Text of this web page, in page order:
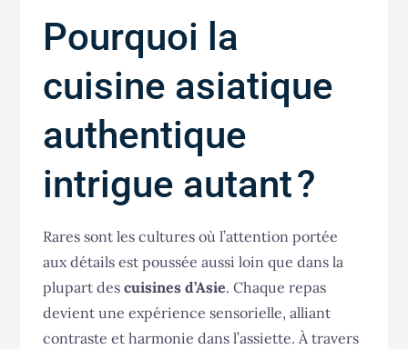
Pourquoi la
cuisine asiatique
authentique
intrigue autant ?
Rares sont les cultures où l’attention portée
aux détails est poussée aussi loin que dans la
plupart descuisines d’Asie. Chaque repas
devient une expérience sensorielle, alliant
contraste et harmonie dans l’assiette. À travers